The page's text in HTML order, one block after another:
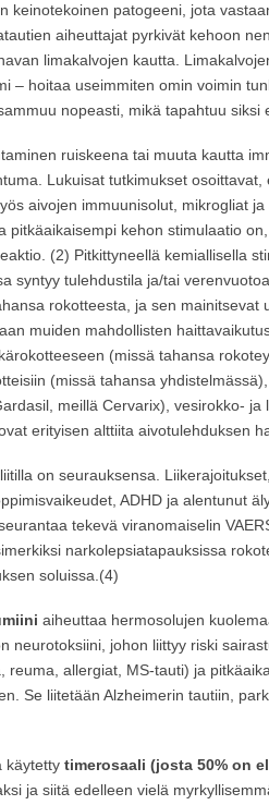
keinotekoinen patogeeni, jota
aiheuttajat pyrkivät kehoon
limakalvojen kautta.
– hoitaa useimmiten omin voimin
nopeasti, mikä tapahtuu siksi
ruiskeena tai muuta kautta
Lukuisat tutkimukset
aivojen immuunisolut, mikrogliat
pitkäaikaisempi kehon stimulaatio
(2) Pitkittyneellä kemiallisella
syntyy tulehdustila ja/tai
rokotteesta, ja sen mainitsevat
muiden mahdollisten
(missä tahansa
(missä tahansa
meillä Cervarix), vesirokko-
erityisen alttiita aivotulehduksen
on seurauksensa.
ADHD ja alentunut
tekevä viranomaiselin
narkolepsiatapauksissa
soluissa.(4)
aiheuttaa hermosolujen
neurotoksiini, johon liittyy riski
reuma, allergiat, MS-tauti) ja
Se liitetään Alzheimerin tautiin,
käytetty timerosaali (josta 50% on
ja siitä edelleen vielä